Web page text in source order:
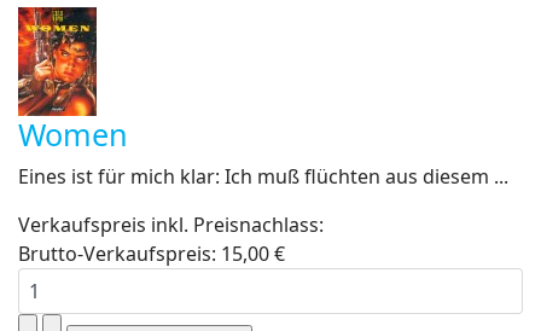
Women
Eines ist für mich klar: Ich muß flüchten aus diesem ...
Verkaufspreis inkl. Preisnachlass:
Brutto-Verkaufspreis: 15,00 €